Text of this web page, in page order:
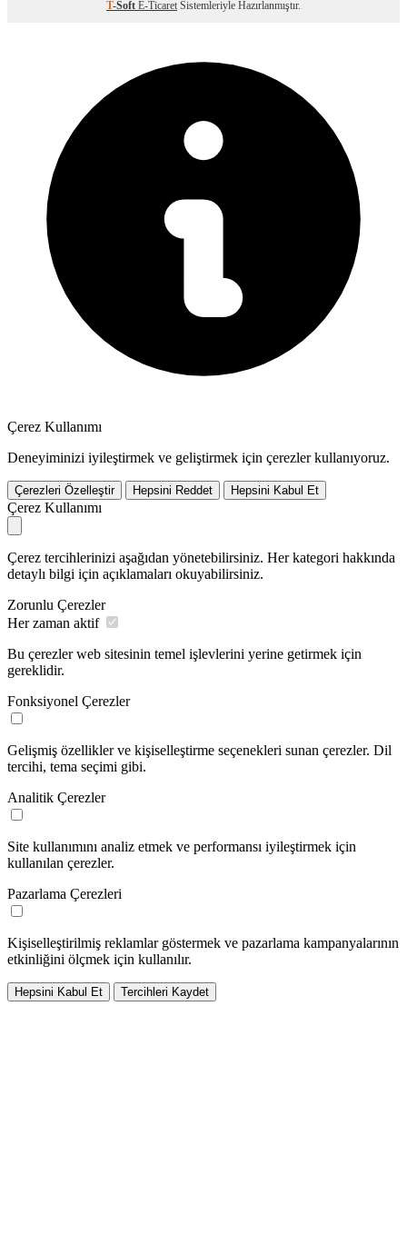
T-Soft E-Ticaret Sistemleriyle Hazırlanmıştır.
Çerez Kullanımı
Deneyiminizi iyileştirmek ve geliştirmek için çerezler kullanıyoruz.
Çerezleri Özelleştir Hepsini Reddet Hepsini Kabul Et
Çerez Kullanımı
Çerez tercihlerinizi aşağıdan yönetebilirsiniz. Her kategori hakkında
detaylı bilgi için açıklamaları okuyabilirsiniz.
Zorunlu Çerezler
Her zaman aktif
Bu çerezler web sitesinin temel işlevlerini yerine getirmek için
gereklidir.
Fonksiyonel Çerezler
Gelişmiş özellikler ve kişiselleştirme seçenekleri sunan çerezler. Dil
tercihi, tema seçimi gibi.
Analitik Çerezler
Site kullanımını analiz etmek ve performansı iyileştirmek için
kullanılan çerezler.
Pazarlama Çerezleri
Kişiselleştirilmiş reklamlar göstermek ve pazarlama kampanyalarının
etkinliğini ölçmek için kullanılır.
Hepsini Kabul Et Tercihleri Kaydet